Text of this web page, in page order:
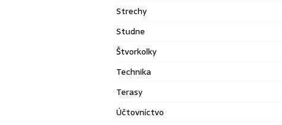
Strechy
Studne
Štvorkolky
Technika
Terasy
Účtovníctvo